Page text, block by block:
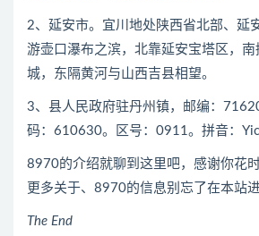
2、延安市。宜川地处陕西省北部、延
游壶口瀑布之滨，北靠延安宝塔区，
城，东隔黄河与山西吉县相望。
3、县人民政府驻丹州镇，邮编：
码：610630。区号：0911。拼音：
8970的介绍就聊到这里吧，感谢你花
更多关于、8970的信息别忘了在本站进
The End